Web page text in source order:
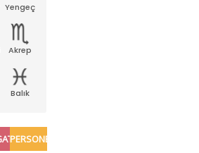
Yengeç
Akrep
Balık